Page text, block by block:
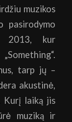
muzikos
pasirodymo
2013, kur
tarp jų –
akustinė,
Kurį laiką jis
muziką ir